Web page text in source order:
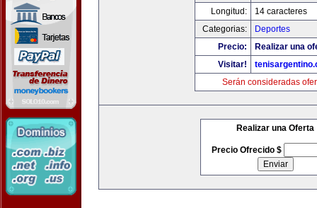
Longitud:
14 caracteres
Categorias:
Deportes
Precio:
Realizar una
Visitar!
Serán consideradas
Realizar una Oferta
Precio Ofrecido $